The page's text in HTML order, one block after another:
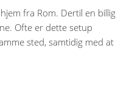
fra Rom. Dertil en billig
Ofte er dette setup
sted, samtidig med at